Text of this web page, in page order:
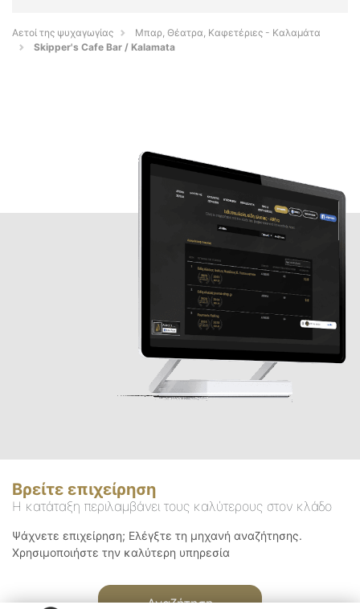
Αετοί της ψυχαγωγίας
Μπαρ, Θέατρα, Καφετέριες - Καλαμάτα
Skipper's Cafe Bar / Kalamata
Βρείτε επιχείρηση
Η κατάταξη περιλαμβάνει τους καλύτερους στον κλάδο
Ψάχνετε επιχείρηση; Ελέγξτε τη μηχανή αναζήτησης.
Χρησιμοποιήστε την καλύτερη υπηρεσία
Αναζήτηση